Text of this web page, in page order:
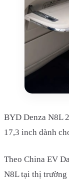
BYD Denza N8L
17,3 inch dành
Theo China EV
N8L tại thị trường